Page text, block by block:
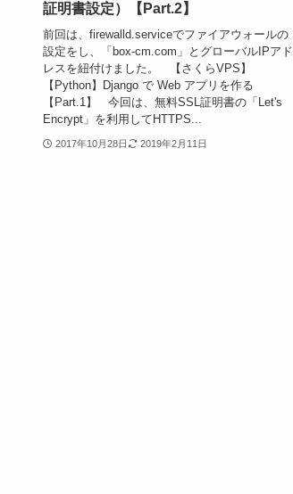
証明書設定）【Part.2】
前回は、firewalld.serviceでファイアウォールの
設定をし、「box-cm.com」とグローバルIPアド
レスを紐付けました。 【さくらVPS】
【Python】Django で Web アプリを作る
【Part.1】 今回は、無料SSL証明書の「Let's
Encrypt」を利用してHTTPS...
2017年10月28日 2019年2月11日